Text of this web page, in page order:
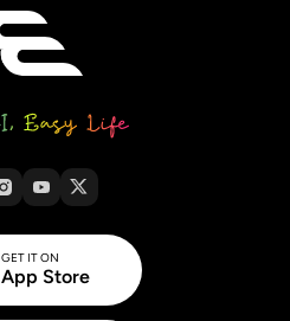
GET IT ON
App Store